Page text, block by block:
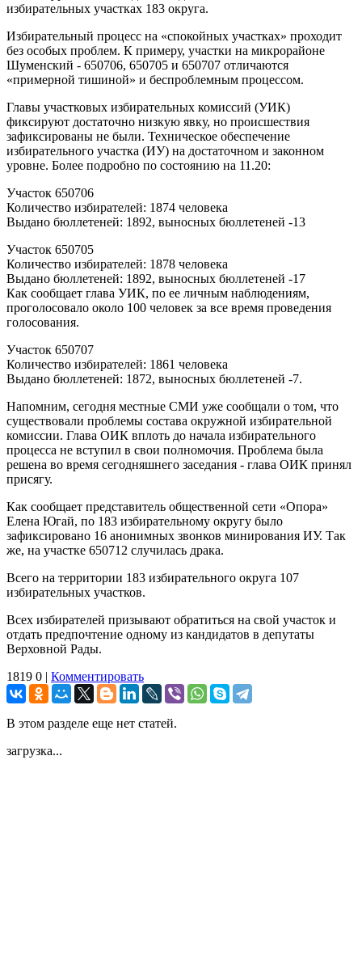
избирательных участках 183 округа.
Избирательный процесс на «спокойных участках» проходит
без особых проблем. К примеру, участки на микрорайоне
Шуменский - 650706, 650705 и 650707 отличаются
«примерной тишиной» и беспроблемным процессом.
Главы участковых избирательных комиссий (УИК)
фиксируют достаточно низкую явку, но происшествия
зафиксированы не были. Техническое обеспечение
избирательного участка (ИУ) на достаточном и законном
уровне. Более подробно по состоянию на 11.20:
Участок 650706
Количество избирателей: 1874 человека
Выдано бюллетеней: 1892, выносных бюллетеней -13
Участок 650705
Количество избирателей: 1878 человека
Выдано бюллетеней: 1892, выносных бюллетеней -17
Как сообщает глава УИК, по ее личным наблюдениям,
проголосовало около 100 человек за все время проведения
голосования.
Участок 650707
Количество избирателей: 1861 человека
Выдано бюллетеней: 1872, выносных бюллетеней -7.
Напомним, сегодня местные СМИ уже сообщали о том, что
существовали проблемы состава окружной избирательной
комиссии. Глава ОИК вплоть до начала избирательного
процесса не вступил в свои полномочия. Проблема была
решена во время сегодняшнего заседания - глава ОИК принял
присягу.
Как сообщает представитель общественной сети «Опора»
Елена Югай, по 183 избирательному округу было
зафиксировано 16 анонимных звонков минирования ИУ. Так
же, на участке 650712 случилась драка.
Всего на территории 183 избирательного округа 107
избирательных участков.
Всех избирателей призывают обратиться на свой участок и
отдать предпочтение одному из кандидатов в депутаты
Верховной Рады.
1819 0 | Комментировать
В этом разделе еще нет статей.
загрузка...